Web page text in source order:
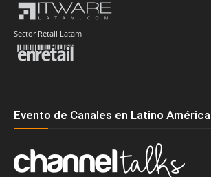
Sector Retail Latam
Evento de Canales en Latino América